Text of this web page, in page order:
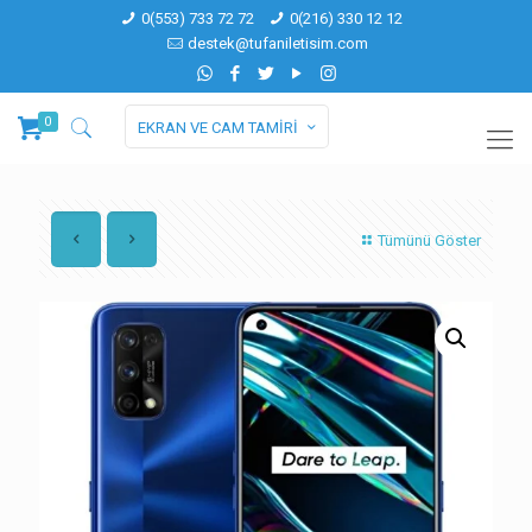
0(553) 733 72 72
0(216) 330 12 12
destek@tufaniletisim.com
0 EKRAN VE CAM TAMİRİ
Tümünü Göster